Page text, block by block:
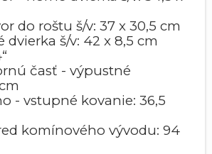
do roštu š/v: 37 x 30,5 cm
dvierka š/v: 42 x 8,5 cm
časť - výpustné
- vstupné kovanie: 36,5
komínového vývodu: 94